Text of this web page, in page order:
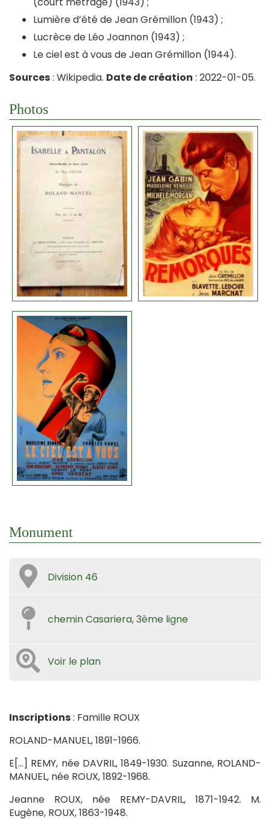
Lumière d’été de Jean Grémillon (1943) ;
Lucrèce de Léo Joannon (1943) ;
Le ciel est à vous de Jean Grémillon (1944).
Sources: Wikipedia. Date de création : 2022-01-05.
Photos
Monument
Division 46
chemin Casariera, 3ème ligne
Voir le plan
Inscriptions: Famille ROUX
ROLAND-MANUEL, 1891-1966.
E[…] REMY, née DAVRIL, 1849-1930. Suzanne, ROLAND-
MANUEL, née ROUX, 1892-1968.
Jeanne ROUX, née REMY-DAVRIL, 1871-1942. M.
Eugène, ROUX, 1863-1948.